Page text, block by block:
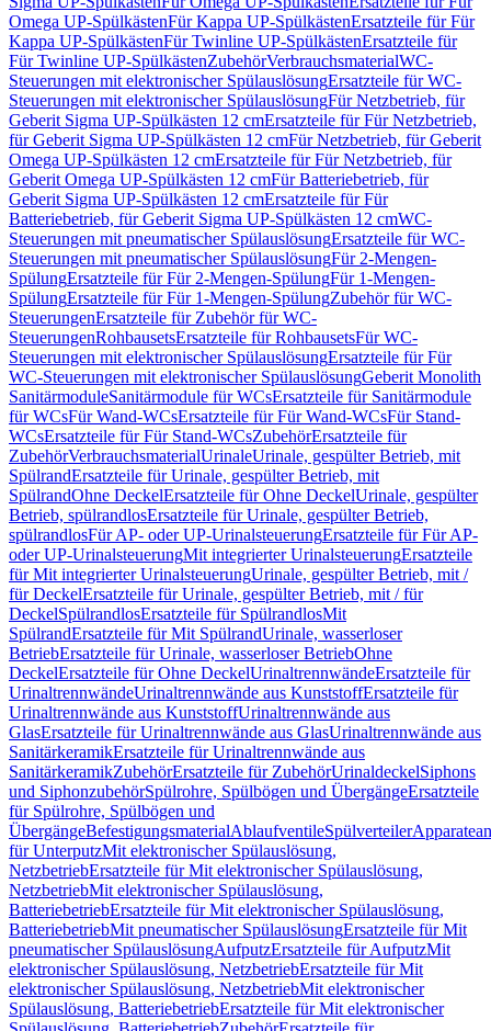
Omega UP-SpülkästenFür Kappa UP-SpülkästenErsatzteile für Für
Kappa UP-SpülkästenFür Twinline UP-SpülkästenErsatzteile für
Für Twinline UP-SpülkästenZubehörVerbrauchsmaterialWC-
Steuerungen mit elektronischer SpülauslösungErsatzteile für WC-
Steuerungen mit elektronischer SpülauslösungFür Netzbetrieb, für
Geberit Sigma UP-Spülkästen 12 cmErsatzteile für Für Netzbetrieb,
für Geberit Sigma UP-Spülkästen 12 cmFür Netzbetrieb, für Geberit
Omega UP-Spülkästen 12 cmErsatzteile für Für Netzbetrieb, für
Geberit Omega UP-Spülkästen 12 cmFür Batteriebetrieb, für
Geberit Sigma UP-Spülkästen 12 cmErsatzteile für Für
Batteriebetrieb, für Geberit Sigma UP-Spülkästen 12 cmWC-
Steuerungen mit pneumatischer SpülauslösungErsatzteile für WC-
Steuerungen mit pneumatischer SpülauslösungFür 2-Mengen-
SpülungErsatzteile für Für 2-Mengen-SpülungFür 1-Mengen-
SpülungErsatzteile für Für 1-Mengen-SpülungZubehör für WC-
SteuerungenErsatzteile für Zubehör für WC-
SteuerungenRohbausetsErsatzteile für RohbausetsFür WC-
Steuerungen mit elektronischer SpülauslösungErsatzteile für Für
WC-Steuerungen mit elektronischer SpülauslösungGeberit Monolith
SanitärmoduleSanitärmodule für WCsErsatzteile für Sanitärmodule
für WCsFür Wand-WCsErsatzteile für Für Wand-WCsFür Stand-
WCsErsatzteile für Für Stand-WCsZubehörErsatzteile für
ZubehörVerbrauchsmaterialUrinaleUrinale, gespülter Betrieb, mit
SpülrandErsatzteile für Urinale, gespülter Betrieb, mit
SpülrandOhne DeckelErsatzteile für Ohne DeckelUrinale, gespülter
Betrieb, spülrandlosErsatzteile für Urinale, gespülter Betrieb,
spülrandlosFür AP- oder UP-UrinalsteuerungErsatzteile für Für AP-
oder UP-UrinalsteuerungMit integrierter UrinalsteuerungErsatzteile
für Mit integrierter UrinalsteuerungUrinale, gespülter Betrieb, mit /
für DeckelErsatzteile für Urinale, gespülter Betrieb, mit / für
DeckelSpülrandlosErsatzteile für SpülrandlosMit
SpülrandErsatzteile für Mit SpülrandUrinale, wasserloser
BetriebErsatzteile für Urinale, wasserloser BetriebOhne
DeckelErsatzteile für Ohne DeckelUrinaltrennwändeErsatzteile für
UrinaltrennwändeUrinaltrennwände aus KunststoffErsatzteile für
Urinaltrennwände aus KunststoffUrinaltrennwände aus
GlasErsatzteile für Urinaltrennwände aus GlasUrinaltrennwände aus
SanitärkeramikErsatzteile für Urinaltrennwände aus
SanitärkeramikZubehörErsatzteile für ZubehörUrinaldeckelSiphons
und SiphonzubehörSpülrohre, Spülbögen und ÜbergängeErsatzteile
für Spülrohre, Spülbögen und
ÜbergängeBefestigungsmaterialAblaufventileSpülverteiler
für UnterputzMit elektronischer Spülauslösung,
NetzbetriebErsatzteile für Mit elektronischer Spülauslösung,
NetzbetriebMit elektronischer Spülauslösung,
BatteriebetriebErsatzteile für Mit elektronischer Spülauslösung,
BatteriebetriebMit pneumatischer SpülauslösungErsatzteile für Mit
pneumatischer SpülauslösungAufputzErsatzteile für AufputzMit
elektronischer Spülauslösung, NetzbetriebErsatzteile für Mit
elektronischer Spülauslösung, NetzbetriebMit elektronischer
Spülauslösung, BatteriebetriebErsatzteile für Mit elektronischer